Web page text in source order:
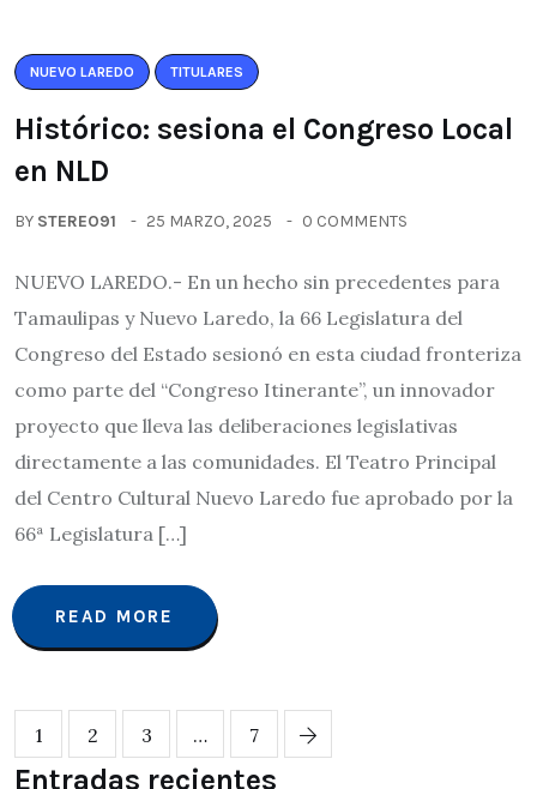
NUEVO LAREDO TITULARES
Histórico: sesiona el Congreso Local
en NLD
BY STEREO91 25 MARZO, 2025 0 COMMENTS
NUEVO LAREDO.- En un hecho sin precedentes para
Tamaulipas y Nuevo Laredo, la 66 Legislatura del
Congreso del Estado sesionó en esta ciudad fronteriza
como parte del “Congreso Itinerante”, un innovador
proyecto que lleva las deliberaciones legislativas
directamente a las comunidades. El Teatro Principal
del Centro Cultural Nuevo Laredo fue aprobado por la
66ª Legislatura […]
READ MORE
1 2 3 … 7
Entradas recientes